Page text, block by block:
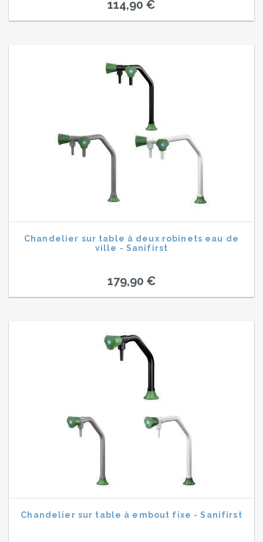
114,90 €
Chandelier sur table à deux robinets eau de
ville - Sanifirst
179,90 €
Chandelier sur table à embout fixe - Sanifirst